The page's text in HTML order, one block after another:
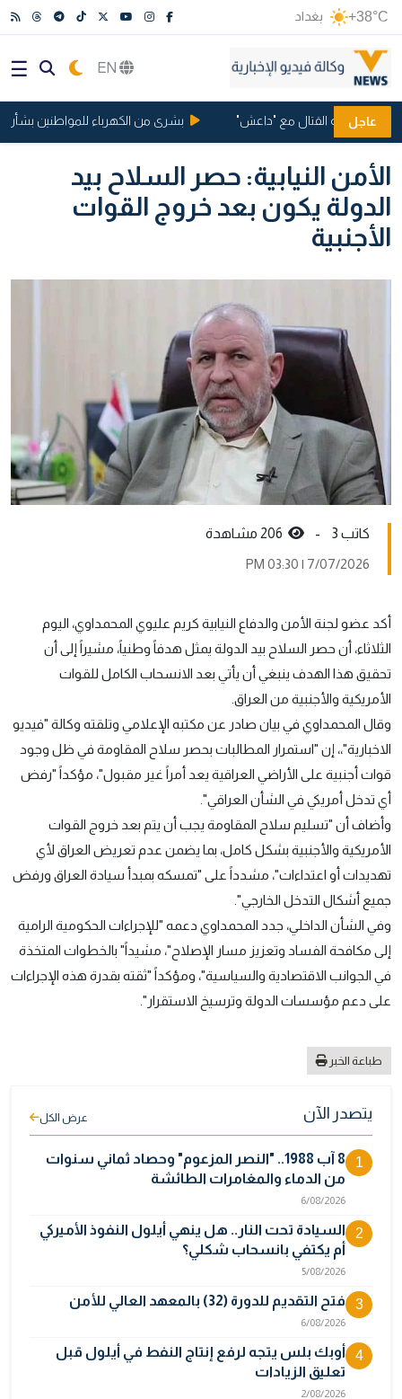
+38°C بغداد
عاجل
بتهمة القتال مع "داعش" بشرى من الكهرباء للمواطنين بشأن
الأمن النيابية: حصر السلاح بيد
الدولة يكون بعد خروج القوات
الأجنبية
كاتب 3 -
7/07/2026 | 03:30 PM
أكد عضو لجنة الأمن والدفاع النيابية كريم عليوي المحمداوي، اليوم
الثلاثاء، أن حصر السلاح بيد الدولة يمثل هدفاً وطنياً، مشيراً إلى أن
تحقيق هذا الهدف ينبغي أن يأتي بعد الانسحاب الكامل للقوات
الأمريكية والأجنبية من العراق.
وقال المحمداوي في بيان صادر عن مكتبه الإعلامي وتلقته وكالة "فيديو
الاخبارية"،، إن "استمرار المطالبات بحصر سلاح المقاومة في ظل وجود
قوات أجنبية على الأراضي العراقية يعد أمراً غير مقبول"، مؤكداً "رفض
أي تدخل أمريكي في الشأن العراقي".
وأضاف أن "تسليم سلاح المقاومة يجب أن يتم بعد خروج القوات
الأمريكية والأجنبية بشكل كامل، بما يضمن عدم تعريض العراق لأي
تهديدات أو اعتداءات"، مشدداً على "تمسكه بمبدأ سيادة العراق ورفض
جميع أشكال التدخل الخارجي".
وفي الشأن الداخلي، جدد المحمداوي دعمه "للإجراءات الحكومية الرامية
إلى مكافحة الفساد وتعزيز مسار الإصلاح"، مشيداً" بالخطوات المتخذة
في الجوانب الاقتصادية والسياسية"، ومؤكداً "ثقته بقدرة هذه الإجراءات
على دعم مؤسسات الدولة وترسيخ الاستقرار".
طباعة الخبر
يتصدر الآن عرض الكل
1
8 آب 1988.. "النصر المزعوم" وحصاد ثماني سنوات
من الدماء والمغامرات الطائشة
6/08/2026
2
السيادة تحت النار.. هل ينهي أيلول النفوذ الأميركي
أم يكتفي بانسحاب شكلي؟
5/08/2026
3 فتح التقديم للدورة (32) بالمعهد العالي للأمن
6/08/2026
4
أوبك بلس يتجه لرفع إنتاج النفط في أيلول قبل
تعليق الزيادات
2/08/2026